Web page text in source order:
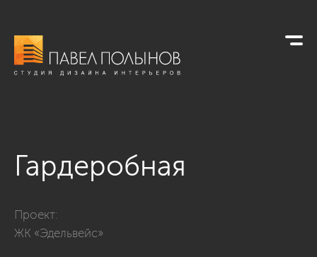
Гардеробная
Проект:
ЖК «Эдельвейс»